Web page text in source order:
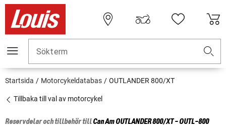
Sökterm
Startsida Motorcykeldatabas OUTLANDER 800/XT
Tillbaka till val av motorcykel
Reservdelar och tillbehör tillCan AmOUTLANDER 800/XT - OUTL-800